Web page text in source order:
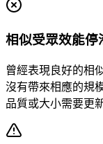
相似受眾效能停
曾經表現良好的相
沒有帶來相應的規
品質或大小需要更